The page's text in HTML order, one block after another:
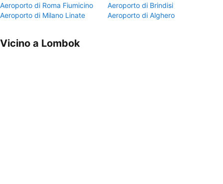
Aeroporto di Roma Fiumicino
Aeroporto di Brindisi
Aeroporto di Milano Linate
Aeroporto di Alghero
Vicino a Lombok